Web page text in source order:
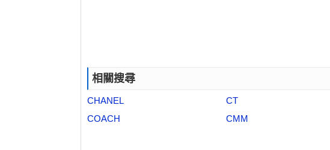
相關搜尋
CHANEL CT
COACH
CMM